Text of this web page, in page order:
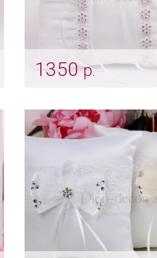
1350р.
обручальные кольца
Арт: pod_0024